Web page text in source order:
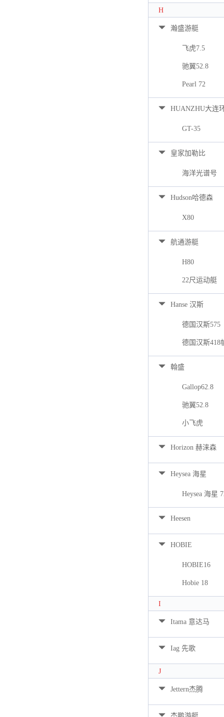
H
瀚盛游艇
飞虎7.5
驰翼52.8
Pearl 72
HUANZHU大连
GT-35
皇家加勒比
海洋光谱号
Hudson哈德森
X80
航通游艇
H80
22尺运动艇
Hanse 汉斯
德国汉斯575
德国汉斯418
翰盛
Gallop62.8
驰翼52.8
小飞虎
Horizon 赫涞森
Heysea 海星
Heysea 海星
Heesen
HOBIE
HOBIE16
Hobie 18
I
Itama 意达马
Iag 先歌
J
Jettern杰腾